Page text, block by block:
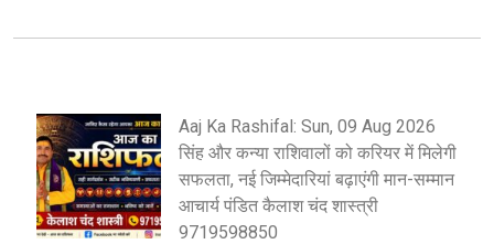
Aaj Ka Rashifal: Sun, 09 Aug 2026
सिंह और कन्या राशिवालों को करियर में मिलेगी
सफलता, नई जिम्मेदारियां बढ़ाएंगी मान-सम्मान
आचार्य पंडित कैलाश चंद शास्त्री
9719598850